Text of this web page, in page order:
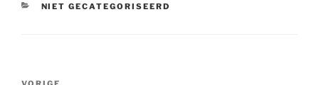
CATEGORIEËN
NIET GECATEGORISEERD